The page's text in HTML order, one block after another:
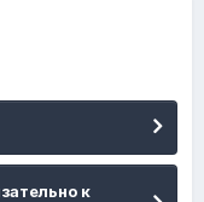
к